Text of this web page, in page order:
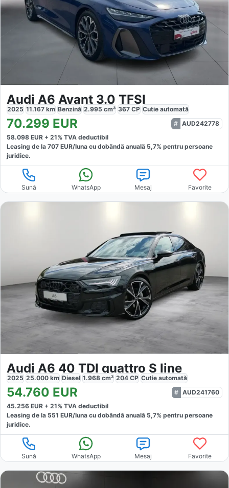
Audi A6 Avant 3.0 TFSI
2025 11.167 km Benzină 2.995 cm³ 367 CP Cutie automată
70.299 EUR
AUD242778
58.098 EUR + 21% TVA deductibil
Leasing de la 707 EUR/luna cu dobăndă anuală 5,7% pentru persoane
juridice.
Sună WhatsApp Mesaj Favorite
Audi A6 40 TDI quattro S line
2025 25.000 km Diesel 1.968 cm³ 204 CP Cutie automată
54.760 EUR
AUD241760
45.256 EUR + 21% TVA deductibil
Leasing de la 551 EUR/luna cu dobăndă anuală 5,7% pentru persoane
juridice.
Sună WhatsApp Mesaj Favorite